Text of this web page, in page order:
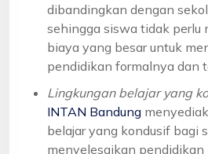
dibandingkan dengan
sehingga siswa tidak perlu
biaya yang besar untuk
pendidikan formalnya dan
Lingkungan belajar yang
INTAN Bandung
belajar yang kondusif bagi
menyelesaikan pendidikan